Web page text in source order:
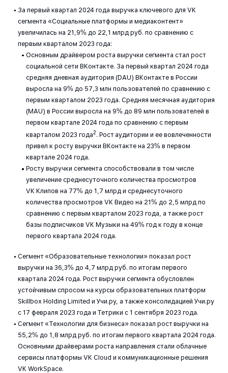
За первый квартал 2024 года выручка ключевого для VK
сегмента «Социальные платформы и медиаконтент»
увеличилась на 21,9% до 22,1 млрд руб. по сравнению с
первым кварталом 2023 года:
Основным драйвером роста выручки сегмента стал рост
социальной сети ВКонтакте. За первый квартал 2024 года
средняя дневная аудитория (DAU) ВКонтакте в России
выросла на 9% до 57,3 млн пользователей по сравнению с
первым кварталом 2023 года. Средняя месячная аудитория
(MAU) в России выросла на 9% до 89 млн пользователей в
первом квартале 2024 года по сравнению с первым
кварталом 2023 года2. Рост аудитории и ее вовлеченности
привел к росту выручки ВКонтакте на 23% в первом
квартале 2024 года.
Росту выручки сегмента способствовали в том числе
увеличение среднесуточного количества просмотров
VK Клипов на 77% до 1,7 млрд и среднесуточного
количества просмотров VK Видео на 21% до 2,5 млрд по
сравнению с первым кварталом 2023 года, а также рост
базы подписчиков VK Музыки на 49% год к году в конце
первого квартала 2024 года.
Сегмент «Образовательные технологии» показал рост
выручки на 36,3% до 4,7 млрд руб. по итогам первого
квартала 2024 года. Рост выручки сегмента обусловлен
устойчивым спросом на курсы образовательных платформ
Skillbox Holding Limited и Учи.ру, а также консолидацией Учи.ру
с 17 февраля 2023 года и Тетрики с 1 сентября 2023 года.
Сегмент «Технологии для бизнеса» показал рост выручки на
55,2% до 1,8 млрд руб. по итогам первого квартала 2024 года.
Основными драйверами роста направления стали облачные
сервисы платформы VK Cloud и коммуникационные решения
VK WorkSpace.